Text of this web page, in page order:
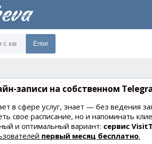
Enter
записи на собственном
в сфере услуг, знает — без ведения
свое расписание, но и напоминать
и оптимальный вариант: сервис
первый месяц бесплатно.